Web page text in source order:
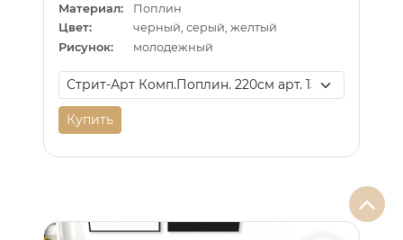
Материал:
Поплин
Цвет:
черный, серый, желтый
Рисунок:
молодежный
Купить